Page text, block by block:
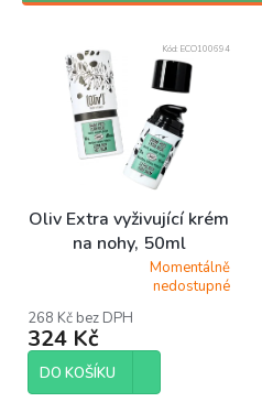
ůOliv Extra vyživující krém
na nohy, 50ml
produktu
je
5,0
5
Momentálně
nedostupné
268 Kč bez DPH
324 Kč
DO KOŠÍKU
Kód: ECO100694